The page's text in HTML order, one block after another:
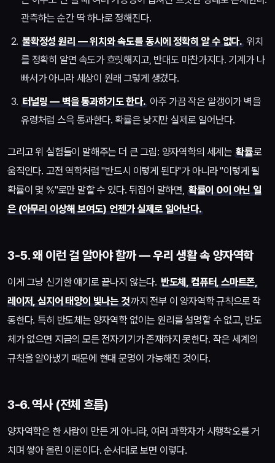
관측하는 순간 딱 하나로 정해진다.
불확정성 원리 — 위치와 속도를 동시에 정확히 알 수 없다. 위치
를 정확히 알면 속도가 흐릿해지고, 반대도 마찬가지다. 기계가 나
빠서가 아니라 세상이 원래 그렇게 생겼다.
터널링 — 벽을 통과하기도 한다.아주 가끔 작은 알갱이가 벽을
유령처럼 스윽 통과한다. 확률은 낮지만 실제로 일어난다.
그리고 위 실험들이 말해주는 더 큰 그림: 양자역학의 세계는 확률로
움직인다. 고전 역학처럼 "반드시 이렇게 된다"가 아니라 "이렇게 될
확률이 몇 %"로만 말할 수 있다. 뒤집어 말하면, 확률이 0이 아닌 일
은 (아무리 이상해 보여도) 언젠가 실제로 일어난다.
3-5. 왜 이런 걸 알아야 할까 — 우리 생활 속 양자역학
이게 그냥 신기한 얘기로 끝나지 않는다. 반도체, 컴퓨터, 스마트폰,
레이저, 심지어 태양이 빛나는 것까지 전부 이 양자역학 규칙으로 작
동한다. 특히 반도체는 양자역학 없이는 원리를 설명할 수 없고, 반도
체가 없으면 지금의 모든 전자기기가 존재하지 못한다. 작은 세계의
규칙을 알아냈기 때문에 현대 문명이 가능해진 것이다.
3-6. 역사 (전체 흐름)
양자역학은 한 사람이 만든 게 아니라, 여러 과학자가 시행착오를 거
치며 쌓아 올린 이론이다. 순서대로 보면 이렇다.